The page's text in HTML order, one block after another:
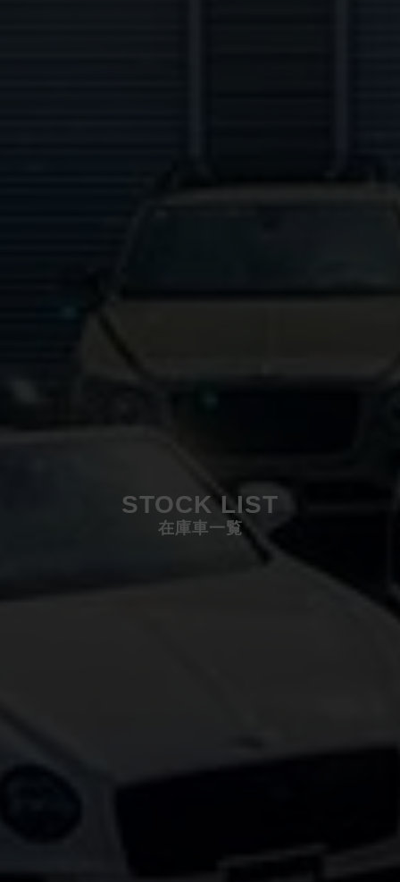
STOCK LIST
在庫車一覧